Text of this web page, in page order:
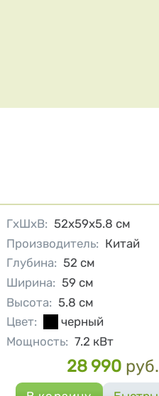
Характеристики
ГхШхВ: 52х59х5.8 см
Производитель: Китай
Глубина: 52 см
Ширина: 59 см
Высота: 5.8 см
Цвет:
черный
Мощность: 7.2 кВт
Цена
28 990 руб.